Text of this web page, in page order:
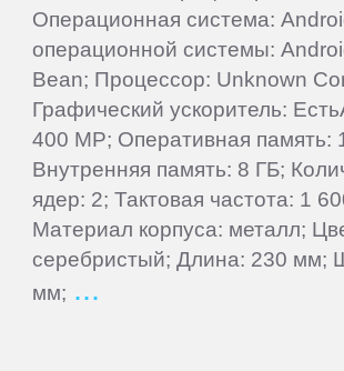
Операционная система:
операционной системы:
Bean; Процессор: Unknown
Графический ускоритель:
400 MP; Оперативная память:
Внутренняя память: 8 ГБ;
ядер: 2; Тактовая частота: 1
Материал корпуса: металл;
серебристый; Длина: 230 мм;
мм;
QUMO
Ritmix
RitzViva
RugGear